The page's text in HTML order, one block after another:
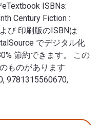
ISBNs:
Century Fiction :
び 印刷版のISBNは
でデジタル化
節約できます。 この
ものがあります:
9781315560670,